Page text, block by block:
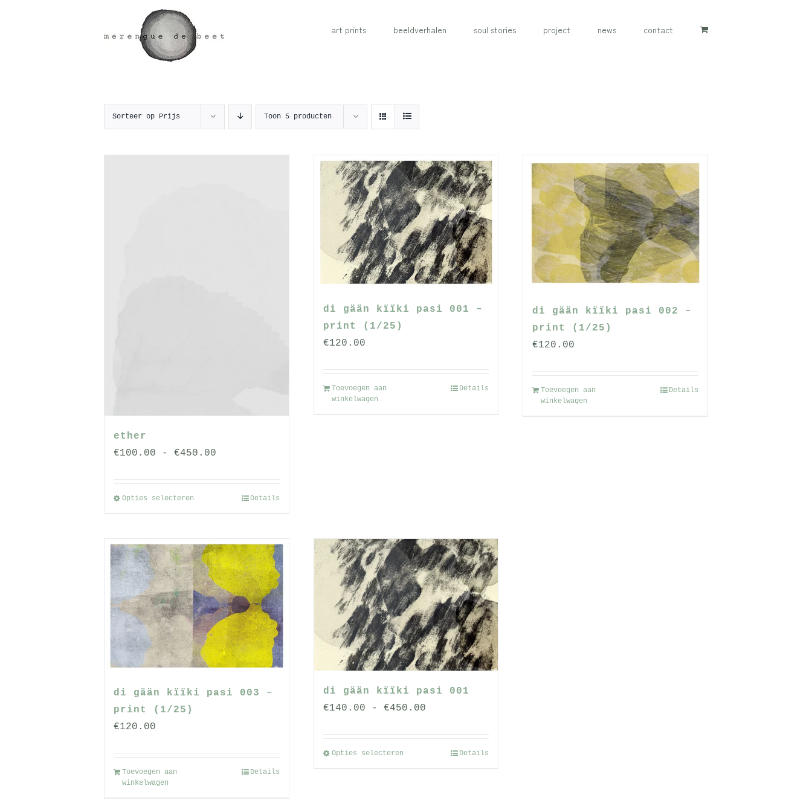
art prints beeldverhalen soul stories project news contact
Sorteer op Prijs Toon 5 producten
ether
€100.00 - €450.00
€450.00
Opties selecteren
meerdere
variaties.
Deze
optie
kan
gekozen
worden
op
de
Details
di gään kïïki pasi 001 –
print (1/25)
€120.00
Toevoegen aan
winkelwagen
Details
di gään kïïki pasi 002 –
print (1/25)
€120.00
Toevoegen aan
winkelwagen
Details
di gään kïïki pasi 003 –
print (1/25)
€120.00
Toevoegen aan
winkelwagen
Details
di gään kïïki pasi 001
€140.00 - €450.00Prijsklasse:
€450.00
Opties selecterenDit
Details